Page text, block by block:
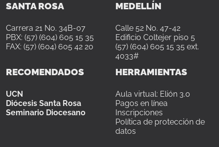
SANTA ROSA
Carrera 21 No. 34B-07
PBX: (57) (604) 605 15 35
FAX: (57) (604) 605 42 20
MEDELLÍN
Calle 52 No. 47-42
Edificio Coltejer piso 5
(57) (604) 605 15 35 ext.
4033#
RECOMENDADOS
UCN
Diócesis Santa Rosa
Seminario Diocesano
HERRAMIENTAS
Aula virtual: Elión 3.0
Pagos en línea
Inscripciones
Política de protección de
datos